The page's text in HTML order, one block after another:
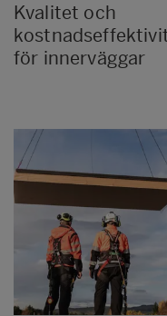
Kvalitet och
för innerväggar